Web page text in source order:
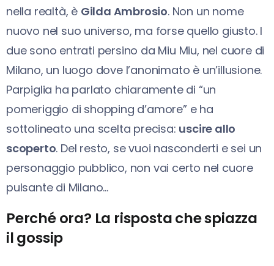
nella realtà, è Gilda Ambrosio. Non un nome
nuovo nel suo universo, ma forse quello giusto. I
due sono entrati persino da Miu Miu, nel cuore di
Milano, un luogo dove l’anonimato è un’illusione.
Parpiglia ha parlato chiaramente di “un
pomeriggio di shopping d’amore” e ha
sottolineato una scelta precisa: uscire allo
scoperto. Del resto, se vuoi nasconderti e sei un
personaggio pubblico, non vai certo nel cuore
pulsante di Milano…
Perché ora? La risposta che spiazza
il gossip